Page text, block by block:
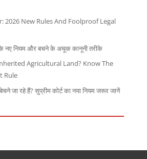
2026 New Rules And Foolproof Legal
के नए नियम और बचने के अचूक कानूनी तरीके
Agricultural Land? Know The
Rule
जा रहे हैं? सुप्रीम कोर्ट का नया नियम जरूर जानें